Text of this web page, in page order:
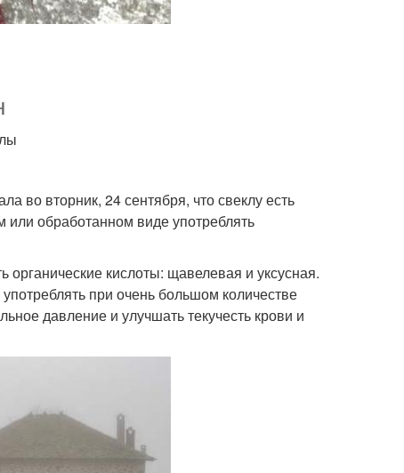
во вторник, 24 сентября, что свеклу есть
обработанном виде употреблять
кислоты: щавелевая и уксусная.
при очень большом количестве
давление и улучшать текучесть крови и